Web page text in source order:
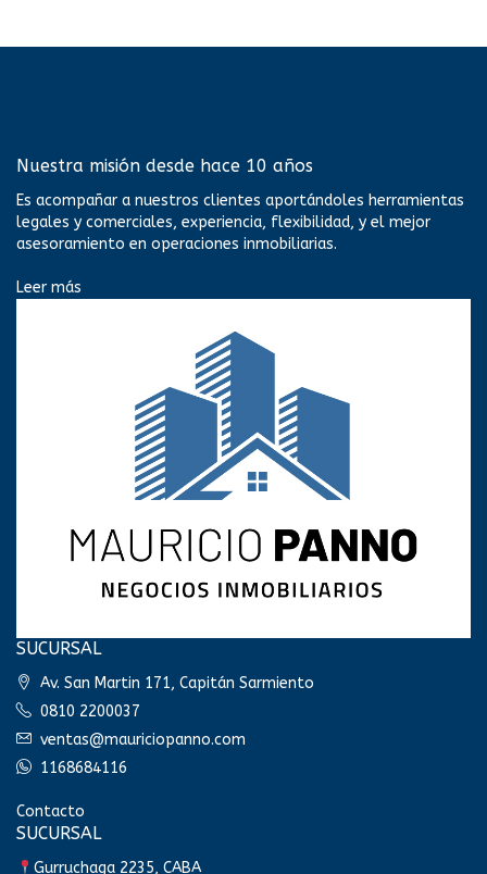
Nuestra misión desde hace 10 años
Es acompañar a nuestros clientes aportándoles herramientas
legales y comerciales, experiencia, flexibilidad, y el mejor
asesoramiento en operaciones inmobiliarias.
Leer más
SUCURSAL
Av. San Martin 171, Capitán Sarmiento
0810 2200037
ventas@mauriciopanno.com
1168684116
Contacto
SUCURSAL
Gurruchaga 2235, CABA